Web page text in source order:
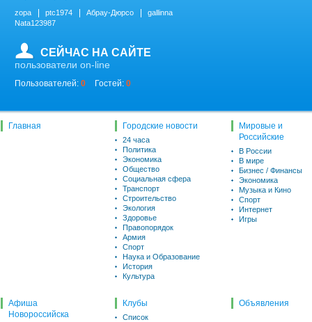
zopa ptc1974 Абрау-Дюрсо
gallinna
Nata123987
СЕЙЧАС НА САЙТЕ
пользователи on-line
Пользователей: 0 Гостей: 0
Главная Городские новости
24 часа
Политика
Экономика
Общество
Социальная сфера
Транспорт
Строительство
Экология
Здоровье
Правопорядок
Армия
Спорт
Наука и Образование
История
Культура
Мировые и
Российские
В России
В мире
Бизнес / Финансы
Экономика
Музыка и Кино
Спорт
Интернет
Игры
Афиша
Новороссийска
Клубы
Список
Объявления